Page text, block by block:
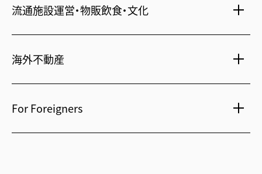
不動産オーナー様向け情報
人事・総務部向け不動産情報
コワーキングスペース
不動産信託
不動産投資信託(J-REIT)
人材派遣・紹介
ビジネスホテル
府中・葛西・西葛西
日光温泉・川治温泉
信州・戸倉上山田温泉
茨城 ゴルフ場
カンボジア・ホテル
シニア総合窓口
流通施設運営・物販飲食・文化
和風レストラン
文化・美術館
相田みつを美術館
弘前れんが倉庫美術館
海外不動産
上海
For Foreigners